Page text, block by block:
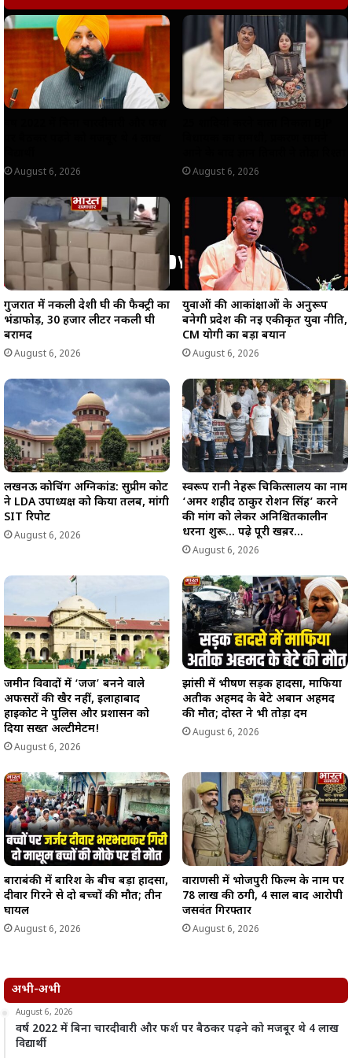
A
p
o
o
k
r
a
m
i
n
k
August 6, 2026 August 6, 2026
गुजरात में नकली देशी घी की फैक्ट्री का
भंडाफोड़, 30 हजार लीटर नकली घी
बरामद
August 6, 2026
युवाओं की आकांक्षाओं के अनुरूप
बनेगी प्रदेश की नई एकीकृत युवा नीति,
CM योगी का बड़ा बयान
August 6, 2026
लखनऊ कोचिंग अग्निकांड: सुप्रीम कोर्ट
ने LDA उपाध्यक्ष को किया तलब, मांगी
SIT रिपोर्ट
August 6, 2026
स्वरूप रानी नेहरू चिकित्सालय का नाम
‘अमर शहीद ठाकुर रोशन सिंह’ करने
की मांग को लेकर अनिश्चितकालीन
धरना शुरू… पढ़े पूरी खब़र…
August 6, 2026
जमीन विवादों में ‘जज’ बनने वाले
अफसरों की खैर नहीं, इलाहाबाद
हाईकोर्ट ने पुलिस और प्रशासन को
दिया सख्त अल्टीमेटम!
August 6, 2026
झांसी में भीषण सड़क हादसा, माफिया
अतीक अहमद के बेटे अबान अहमद
की मौत; दोस्त ने भी तोड़ा दम
August 6, 2026
बाराबंकी में बारिश के बीच बड़ा हादसा,
दीवार गिरने से दो बच्चों की मौत; तीन
घायल
August 6, 2026
वाराणसी में भोजपुरी फिल्म के नाम पर
78 लाख की ठगी, 4 साल बाद आरोपी
जसवंत गिरफ्तार
August 6, 2026
अभी-अभी
August 6, 2026
वर्ष 2022 में बिना चारदीवारी और फर्श पर बैठकर पढ़ने को मजबूर थे 4 लाख
विद्यार्थी